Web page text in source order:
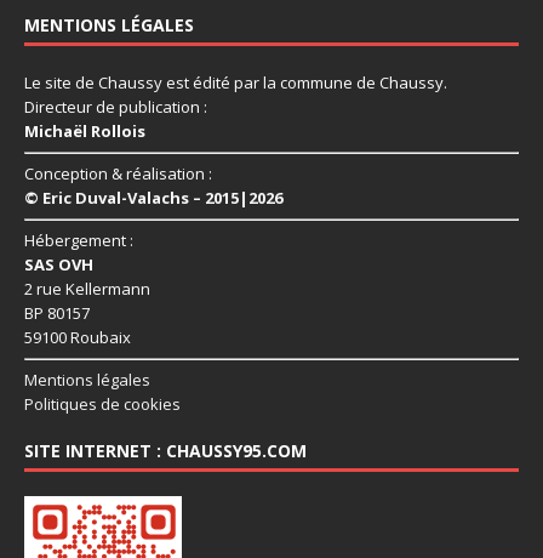
MENTIONS LÉGALES
Le site de Chaussy est édité par la commune de Chaussy.
Directeur de publication :
Michaël Rollois
Conception & réalisation :
© Eric Duval-Valachs – 2015|2026
Hébergement :
SAS OVH
2 rue Kellermann
BP 80157
59100 Roubaix
Mentions légales
Politiques de cookies
SITE INTERNET : CHAUSSY95.COM